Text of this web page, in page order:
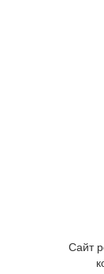
Сайт